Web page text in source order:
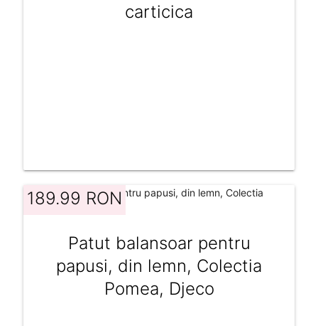
carticica
189.99 RON
Patut balansoar pentru
papusi, din lemn, Colectia
Pomea, Djeco